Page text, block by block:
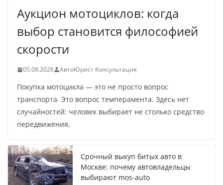
Аукцион мотоциклов: когда
выбор становится философией
скорости
05.08.2026 АвтоЮрист Консультация
Покупка мотоцикла — это не просто вопрос
транспорта. Это вопрос темперамента. Здесь нет
случайностей: человек выбирает не столько средство
передвижения,
Срочный выкуп битых авто в
Москве: почему автовладельцы
выбирают mos-auto